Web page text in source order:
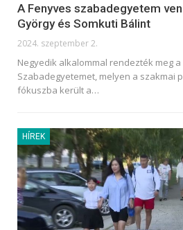
A Fenyves szabadegyetem
György és Somkuti Bálint
2024. szeptember 2.
Negyedik alkalommal rendezték meg a
Szabadegyetemet, melyen a szakmai
fókuszba került a…
HÍREK